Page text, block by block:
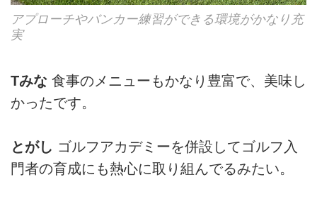
アプローチやバンカー練習ができる環境がかなり充
実
Tみな 食事のメニューもかなり豊富で、美味し
かったです。
とがし ゴルフアカデミーを併設してゴルフ入
門者の育成にも熱心に取り組んでるみたい。